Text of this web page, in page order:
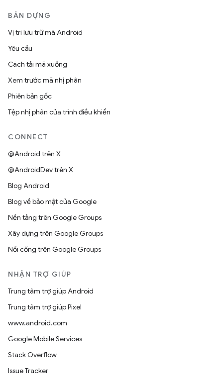
BẢN DỰNG
Vị trí lưu trữ mã Android
Yêu cầu
Cách tải mã xuống
Xem trước mã nhị phân
Phiên bản gốc
Tệp nhị phân của trình điều khiển
CONNECT
@Android trên X
@AndroidDev trên X
Blog Android
Blog về bảo mật của Google
Nền tảng trên Google Groups
Xây dựng trên Google Groups
Nối cổng trên Google Groups
NHẬN TRỢ GIÚP
Trung tâm trợ giúp Android
Trung tâm trợ giúp Pixel
www.android.com
Google Mobile Services
Stack Overflow
Issue Tracker